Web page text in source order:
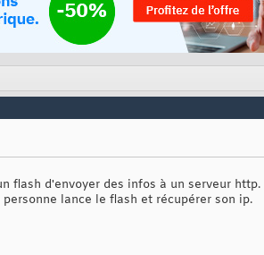
flash d'envoyer des infos à un serveur http.
lance le flash et récupérer son ip.